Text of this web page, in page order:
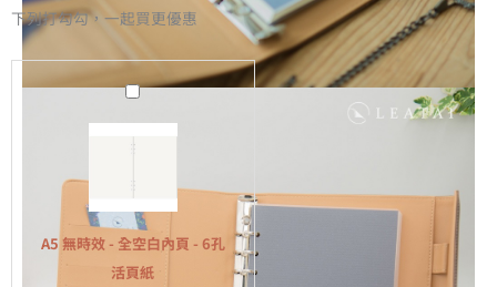
下列打勾勾，一起買更優惠
A5
無
時
-
全
空
A5 無時效 - 全空白內頁 - 6孔
活頁紙